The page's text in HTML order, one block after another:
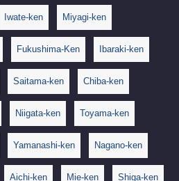
Iwate-ken Miyagi-ken
Fukushima-Ken Ibaraki-ken
Saitama-ken Chiba-ken
Niigata-ken Toyama-ken
Yamanashi-ken Nagano-ken
Aichi-ken Mie-ken Shiga-ken